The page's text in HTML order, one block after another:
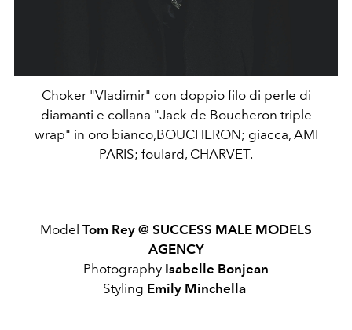
Choker "Vladimir" con doppio filo di perle di
diamanti e collana "Jack de Boucheron triple
wrap" in oro bianco,BOUCHERON; giacca, AMI
PARIS; foulard, CHARVET.
Model Tom Rey @ SUCCESS MALE MODELS
AGENCY
Photography Isabelle Bonjean
Styling Emily Minchella